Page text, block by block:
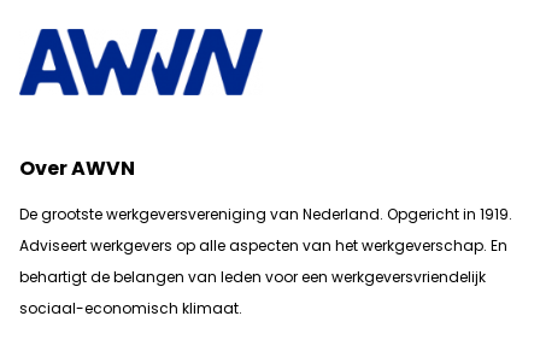
Over AWVN
De grootste werkgeversvereniging van Nederland. Opgericht in 1919.
Adviseert werkgevers op alle aspecten van het werkgeverschap. En
behartigt de belangen van leden voor een werkgeversvriendelijk
sociaal-economisch klimaat.